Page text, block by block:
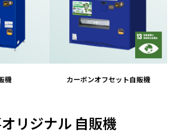
機 カーボンオフセット自販機
リジナル 自販機